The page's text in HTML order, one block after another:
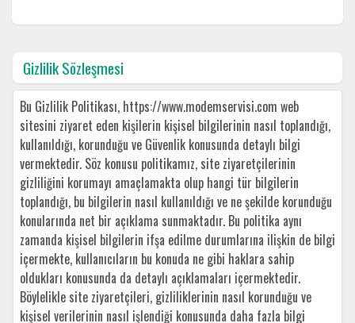
Gizlilik Sözleşmesi
Bu Gizlilik Politikası, https://www.modemservisi.com web
sitesini ziyaret eden kişilerin kişisel bilgilerinin nasıl toplandığı,
kullanıldığı, korunduğu ve Güvenlik konusunda detaylı bilgi
vermektedir. Söz konusu politikamız, site ziyaretçilerinin
gizliliğini korumayı amaçlamakta olup hangi tür bilgilerin
toplandığı, bu bilgilerin nasıl kullanıldığı ve ne şekilde korunduğu
konularında net bir açıklama sunmaktadır. Bu politika aynı
zamanda kişisel bilgilerin ifşa edilme durumlarına ilişkin de bilgi
içermekte, kullanıcıların bu konuda ne gibi haklara sahip
oldukları konusunda da detaylı açıklamaları içermektedir.
Böylelikle site ziyaretçileri, gizliliklerinin nasıl korunduğu ve
kişisel verilerinin nasıl işlendiği konusunda daha fazla bilgi